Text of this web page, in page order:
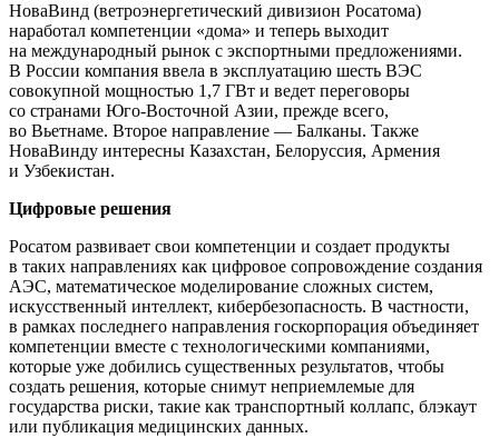
НоваВинд (ветроэнергетический дивизион Росатома)
наработал компетенции «дома» и теперь выходит
на международный рынок с экспортными предложениями.
В России компания ввела в эксплуатацию шесть ВЭС
совокупной мощностью 1,7 ГВт и ведет переговоры
со странами Юго-­Восточной Азии, прежде всего,
во Вьетнаме. Второе направление — ​Балканы. Также
НоваВинду интересны Казахстан, Белоруссия, Армения
и Узбекистан.
Цифровые решения
Росатом развивает свои компетенции и создает продукты
в таких направлениях как цифровое сопровождение создания
АЭС, математическое моделирование сложных систем,
искусственный интеллект, кибербезопасность. В частности,
в рамках последнего направления госкорпорация объединяет
компетенции вместе с технологическими компаниями,
которые уже добились существенных результатов, чтобы
создать решения, которые снимут неприемлемые для
государства риски, такие как транспортный коллапс, блэкаут
или публикация медицинских данных.